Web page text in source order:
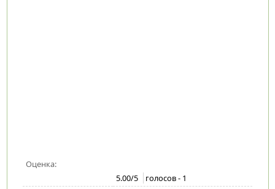
Оценка:
5.00/5 голосов - 1